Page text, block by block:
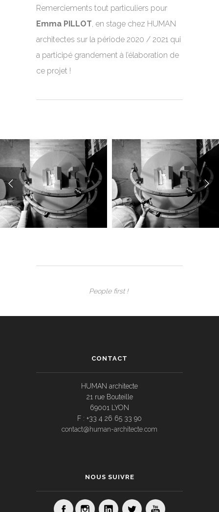
Remerciements tout particuliers pour
Emma PILLOT, en stage chez HUMAN
architectes sur la période 2020 / 2021 qui
a participé grandement à l’élaboration de
ce projet !
People first !
CONTACT
HUMAN architecte
21 rue Bouteille
69001 LYON
F : +33 4 26 65 33 90
contact@human-architecte.com
NOUS SUIVRE